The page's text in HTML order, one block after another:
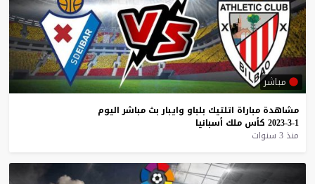
مباشر
مشاهدة مباراة اتلتيك بلباو وايبار بث مباشر اليوم
1-3-2023
كأس ملك أسبانيا
منذ 3 سنوات